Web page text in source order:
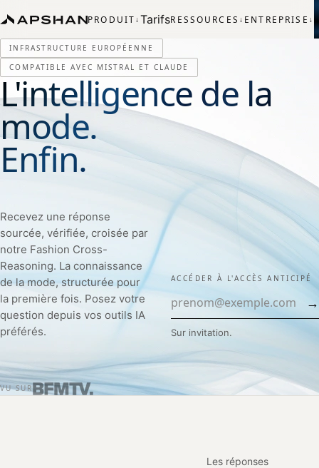
PRODUIT ↓TarifsRESSOURCES ↓ ENTREPRISE ↓
INFRASTRUCTURE EUROPÉENNE
COMPATIBLE AVEC MISTRAL ET CLAUDE
L'intelligence de la
mode.
Enfin.
Recevez une réponse
sourcée, vérifiée, croisée par
notre Fashion Cross-
Reasoning. La connaissance
de la mode, structurée pour
la première fois. Posez votre
question depuis vos outils IA
préférés.
ACCÉDER À L'ACCÈS ANTICIPÉ
→
Sur invitation.
VU SUR
Les réponses